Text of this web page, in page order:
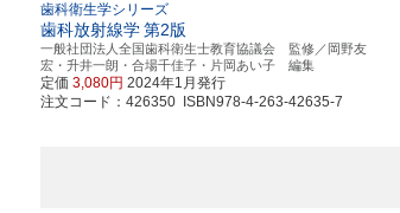
歯科衛生学シリーズ
歯科放射線学第2版
一般社団法人全国歯科衛生士教育協議会 監修／岡野友
宏・升井一朗・合場千佳子・片岡あい子 編集
定価 3,080円 2024年1月発行
注文コード：426350 ISBN978-4-263-42635-7